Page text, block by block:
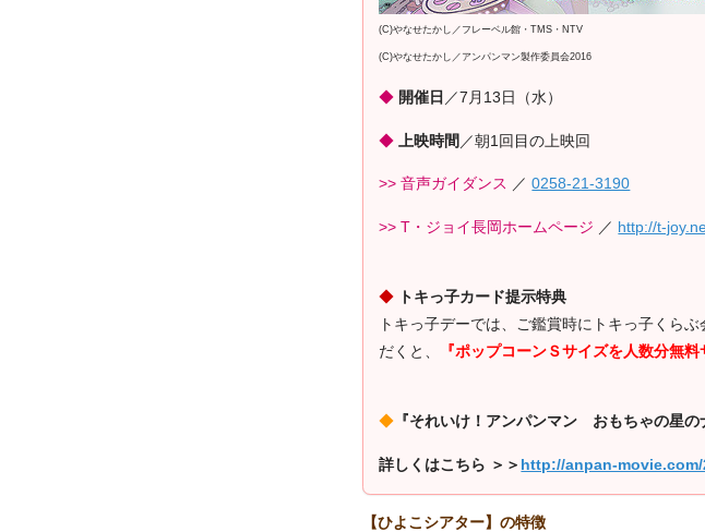
(C)やなせたかし／フレーベル館・TMS・NTV
(C)やなせたかし／アンパンマン製作委員会2016
◆ 開催日 ／7月13日（水）
◆ 上映時間 ／朝1回目の上映回
>> 音声ガイダンス ／0258-21-3190
>> T・ジョイ長岡ホームページ ／ http://t-
◆ トキっ子カード提示特典
トキっ子デーでは、ご鑑賞時にトキっ子くら
だくと、
『ポップコーンＳサイズを人数分無料
◆ 『それいけ！アンパンマン おもちゃの星の
詳しくはこちら ＞＞ http://anpan-movie.com/
【ひよこシアター】の特徴